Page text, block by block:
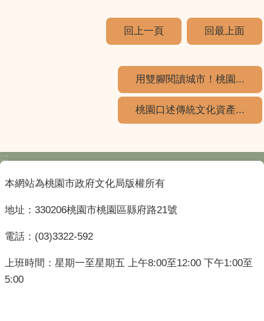
回上一頁 回最上面
用雙腳閱讀城市！桃園...
桃園口述傳統文化資產...
:::
本網站為桃園市政府文化局版權所有
地址：330206桃園市桃園區縣府路21號
電話：(03)3322-592
上班時間：星期一至星期五 上午8:00至12:00 下午1:00至
5:00